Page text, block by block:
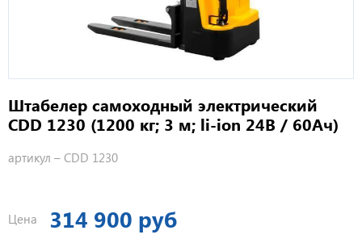
Штабелер самоходный электрический
CDD 1230 (1200 кг; 3 м; li-ion 24В / 60Ач)
артикул – CDD 1230
Цена 314 900 руб